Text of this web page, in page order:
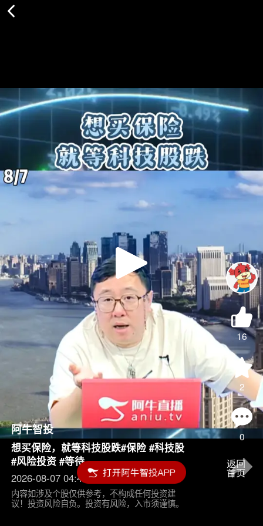
Play
Video
16
2
0
阿牛智投
想买保险，就等科技股跌#保险 #科技股
#风险投资 #等待
2026-08-07 04:45
内容如涉及个股仅供参考，不构成任何投资建
议！投资风险自负。投资有风险，入市须谨慎。